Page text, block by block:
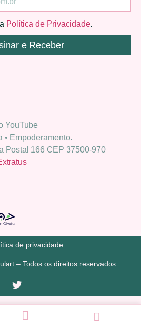
YouTube
• Empoderamento.
Postal 166 CEP 37500-970
Política de Privacidade
e Receber
de privacidade
– Todos os direitos reservados